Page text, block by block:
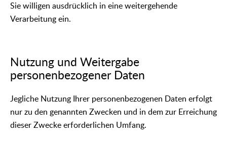
Sie willigen ausdrücklich in eine weitergehende
Verarbeitung ein.
Nutzung und Weitergabe
personenbezogener Daten
Jegliche Nutzung Ihrer personenbezogenen Daten erfolgt
nur zu den genannten Zwecken und in dem zur Erreichung
dieser Zwecke erforderlichen Umfang.